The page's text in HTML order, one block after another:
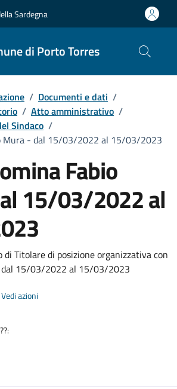
Sardegna
di Porto Torres
/ Documenti e dati /
/ Atto amministrativo /
Sindaco /
Mura - dal 15/03/2022 al 15/03/2023
Fabio
15/03/2022 al
di Titolare di posizione organizzativa con
dal 15/03/2022 al 15/03/2023
Vedi azioni